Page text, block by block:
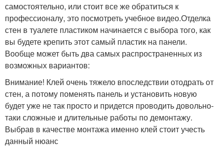
самостоятельно, или стоит все же обратиться к
профессионалу, это посмотреть учебное видео.Отделка
стен в туалете пластиком начинается с выбора того, как
вы будете крепить этот самый пластик на панели.
Вообще может быть два самых распространенных из
возможных вариантов:
Внимание! Клей очень тяжело впоследствии отодрать от
стен, а потому поменять панель и установить новую
будет уже не так просто и придется проводить довольно-
таки сложные и длительные работы по демонтажу.
Выбрав в качестве монтажа именно клей стоит учесть
данный нюанс